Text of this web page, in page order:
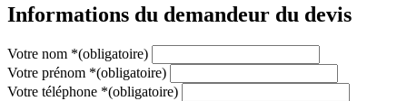
Informations du demandeur du devis
Votre nom *(obligatoire)
Votre prénom *(obligatoire)
Votre téléphone *(obligatoire)